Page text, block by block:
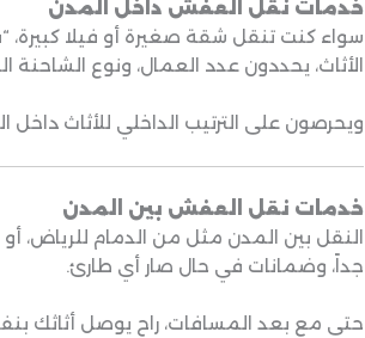
خدمات نقل العفش داخل المدن
سواء كنت تنقل شقة صغيرة أو فيلا كبيرة،
الأثاث، يحددون عدد العمال، ونوع الشاحنة
ويحرصون على الترتيب الداخلي للأثاث
خدمات نقل العفش بين المدن
النقل بين المدن مثل من الدمام للرياض،
جداً، وضمانات في حال صار أي طارئ.
حتى مع بعد المسافات، راح يوصل أثاثك